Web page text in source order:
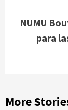
NUMU
para
More